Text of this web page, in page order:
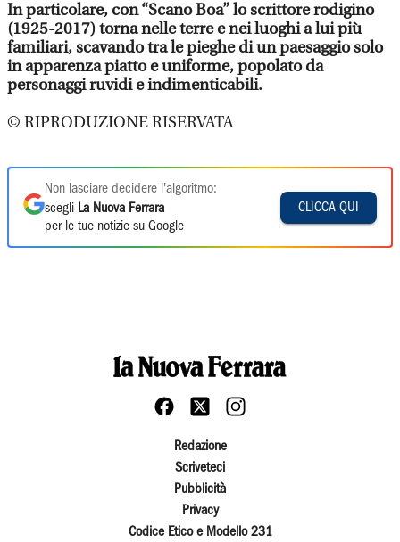
In particolare, con “Scano Boa” lo scrittore rodigino
(1925-2017) torna nelle terre e nei luoghi a lui più
familiari, scavando tra le pieghe di un paesaggio solo
in apparenza piatto e uniforme, popolato da
personaggi ruvidi e indimenticabili.
© RIPRODUZIONE RISERVATA
Non lasciare decidere l'algoritmo:
scegli La Nuova Ferrara
per le tue notizie su Google
CLICCA QUI
Redazione
Scriveteci
Pubblicità
Privacy
Codice Etico e Modello 231